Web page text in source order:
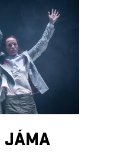
JÁMA